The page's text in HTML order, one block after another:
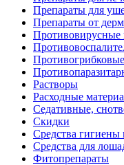
Препараты для
Препараты от
Противовирусные
Противогрибковые
Растворы
Расходные
Седативные,
Скидки
Средства гигиены
Средства для
Фитопрепараты